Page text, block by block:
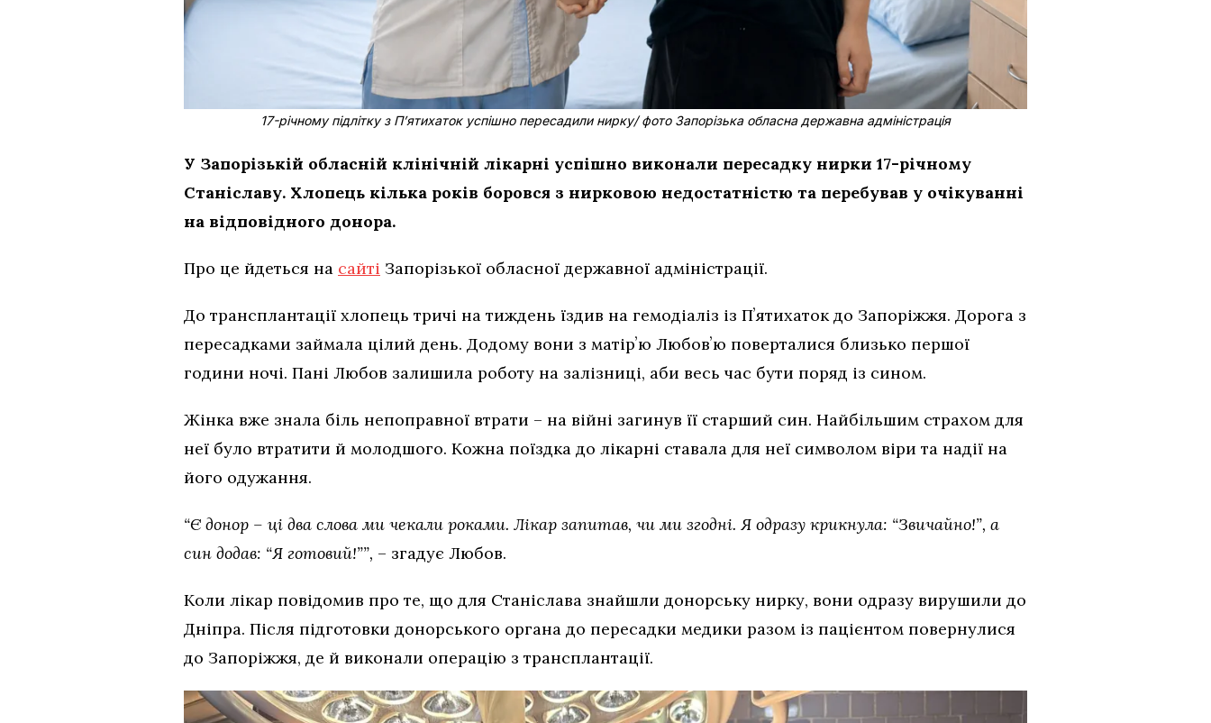
17-річному підлітку з Пʼятихаток успішно пересадили нирку/ фото Запорізька обласна державна адміністрація
У Запорізькій обласній клінічній лікарні успішно виконали пересадку нирки 17-річному
Станіславу. Хлопець кілька років боровся з нирковою недостатністю та перебував у очікуванні
на відповідного донора.
Про це йдеться на сайті Запорізької обласної державної адміністрації.
До трансплантації хлопець тричі на тиждень їздив на гемодіаліз із Пʼятихаток до Запоріжжя. Дорога з
пересадками займала цілий день. Додому вони з матірʼю Любовʼю поверталися близько першої
години ночі. Пані Любов залишила роботу на залізниці, аби весь час бути поряд із сином.
Жінка вже знала біль непоправної втрати – на війні загинув її старший син. Найбільшим страхом для
неї було втратити й молодшого. Кожна поїздка до лікарні ставала для неї символом віри та надії на
його одужання.
“Є донор – ці два слова ми чекали роками. Лікар запитав, чи ми згодні. Я одразу крикнула: “Звичайно!”, а
син додав: “Я готовий!””, – згадує Любов.
Коли лікар повідомив про те, що для Станіслава знайшли донорську нирку, вони одразу вирушили до
Дніпра. Після підготовки донорського органа до пересадки медики разом із пацієнтом повернулися
до Запоріжжя, де й виконали операцію з трансплантації.